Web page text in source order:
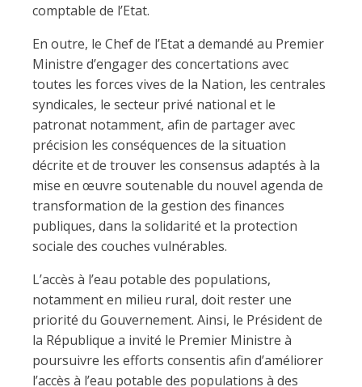
comptable de l’Etat.
En outre, le Chef de l’Etat a demandé au Premier
Ministre d’engager des concertations avec
toutes les forces vives de la Nation, les centrales
syndicales, le secteur privé national et le
patronat notamment, afin de partager avec
précision les conséquences de la situation
décrite et de trouver les consensus adaptés à la
mise en œuvre soutenable du nouvel agenda de
transformation de la gestion des finances
publiques, dans la solidarité et la protection
sociale des couches vulnérables.
L’accès à l’eau potable des populations,
notamment en milieu rural, doit rester une
priorité du Gouvernement. Ainsi, le Président de
la République a invité le Premier Ministre à
poursuivre les efforts consentis afin d’améliorer
l’accès à l’eau potable des populations à des